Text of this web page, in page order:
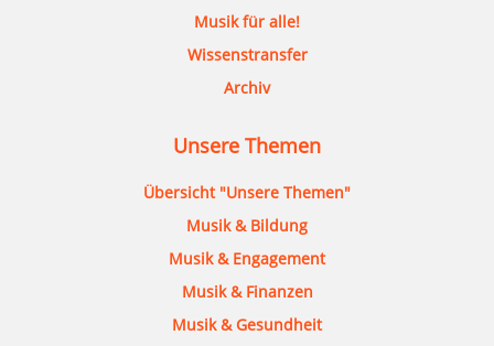
Musik für alle!
Wissenstransfer
Archiv
Unsere Themen
Übersicht "Unsere Themen"
Musik & Bildung
Musik & Engagement
Musik & Finanzen
Musik & Gesundheit